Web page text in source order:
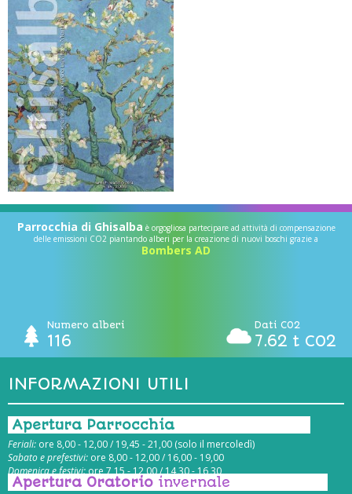
Parrocchia di Ghisalba è orgogliosa partecipare ad attività di compensazione
delle emissioni CO2 piantando alberi per la creazione di nuovi boschi grazie a
Bombers AD
Numero alberi
116
Dati CO2
7.62 t CO2
INFORMAZIONI UTILI
Apertura Parrocchia
Feriali: ore 8,00 - 12,00 / 19,45 - 21,00 (solo il mercoledì)
Sabato e prefestivi: ore 8,00 - 12,00 / 16,00 - 19,00
Domenica e festivi:ore 7,15 - 12,00 / 14,30 - 16,30
Apertura Oratorio invernale